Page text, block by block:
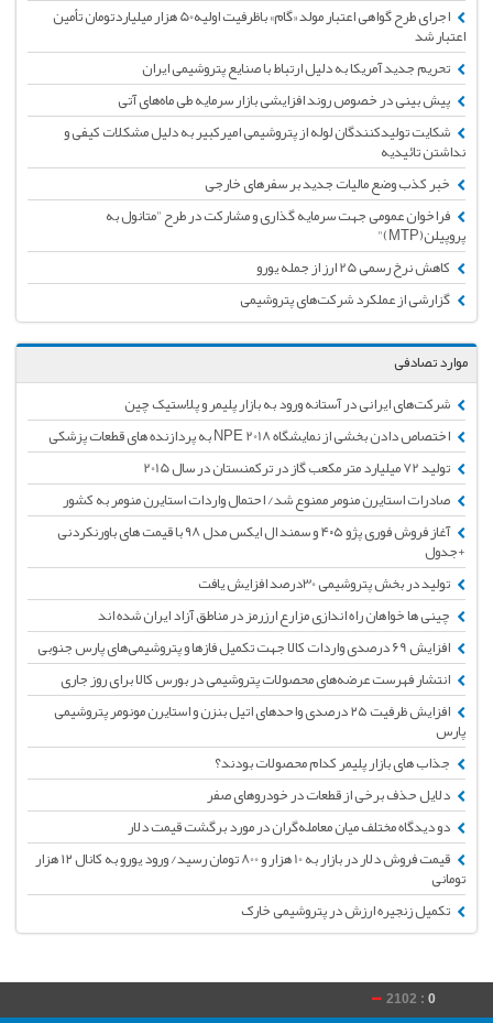
اجرای طرح گواهی اعتبار مولد «گام» باظرفیت اولیه50 هزار میلیاردتومان تأمین
اعتبار شد
تحریم جدید آمریکا به دلیل ارتباط با صنایع پتروشیمی ایران
پیش بینی در خصوص روند افزایشی بازار سرمایه طی ماه‌های آتی
شکایت تولیدکنندگان لوله از پتروشیمی امیرکبیر به دلیل مشکلات کیفی و
نداشتن تائیدیه
خبر کذب وضع مالیات جدید بر سفرهای خارجی
فراخوان عمومی جهت سرمایه گذاری و مشارکت در طرح "متانول به
پروپیلن(MTP)"
کاهش نرخ رسمی 25 ارز از جمله یورو
گزارشی از عملکرد شرکت‌های پتروشیمی
موارد تصادفی
شرکت‌های ایرانی در آستانه‌ ورود به بازار پلیمر و پلاستیک چین
اختصاص دادن بخشی از نمایشگاه NPE 2018 به پردازنده های قطعات پزشکی
تولید 72 میلیارد متر مکعب گاز در ترکمنستان در سال 2015
صادرات استایرن منومر ممنوع شد/ احتمال واردات استایرن منومر به کشور
آغاز فروش فوری پژو ۴۰۵ و سمند ال ایکس مدل ۹۸ با قیمت های باورنکردنی
+جدول
تولید در بخش پتروشیمی 30درصد افزایش یافت
چینی ها خواهان راه اندازی مزارع ارزرمز در مناطق آزاد ایران شده اند
افزایش 69 درصدی واردات کالا جهت تکمیل فازها و پتروشیمی‌های پارس جنوبی
انتشار فهرست عرضه‌های محصولات پتروشیمی در بورس کالا برای روز جاری
افزایش ظرفیت ‏‏۲۵ درصدی واحدهای اتیل بنزن و استایرن مونومر پتروشیمی
پارس
جذاب های بازار پلیمر کدام محصولات بودند؟
دلایل حذف برخی از قطعات در خودروهای صفر
دو دیدگاه مختلف میان معامله‌گران در مورد برگشت قیمت دلار
قیمت فروش دلار در بازار به 10 هزار و 800 تومان رسید/ ورود یورو به کانال ۱۲ هزار
تومانی
تکمیل زنجیره ارزش در پتروشیمی خارک
2102 : 0